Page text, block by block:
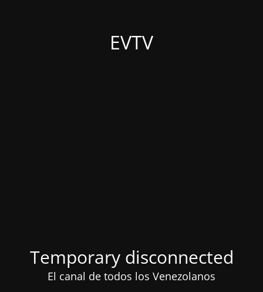
EVTV
Temporary disconnected
El canal de todos los Venezolanos